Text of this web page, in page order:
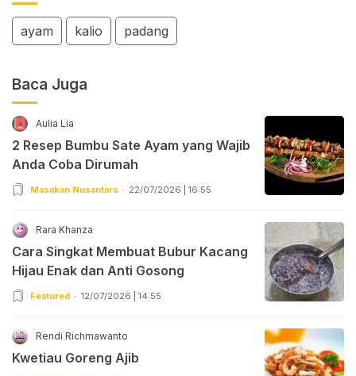
ayam kalio padang
Baca Juga
Aulia Lia
2 Resep Bumbu Sate Ayam yang Wajib
Anda Coba Dirumah
Masakan Nusantara 22/07/2026 | 16:55
Rara Khanza
Cara Singkat Membuat Bubur Kacang
Hijau Enak dan Anti Gosong
Featured 12/07/2026 | 14:55
Rendi Richmawanto
Kwetiau Goreng Ajib